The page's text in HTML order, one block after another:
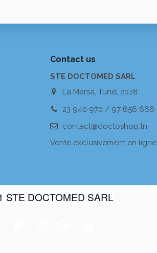
Contact us
STE DOCTOMED SARL
La Marsa, Tunis, 2078
23 940 970 / 97 656 666
contact@doctoshop.tn
Vente exclusivement en
STE DOCTOMED SARL